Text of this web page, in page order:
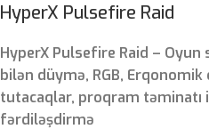
HyperX Pulsefire Raid
HyperX Pulsefire Raid – Oyun
bilən düymə, RGB,
tutacaqlar, proqram təminatı
fərdiləşdirmə